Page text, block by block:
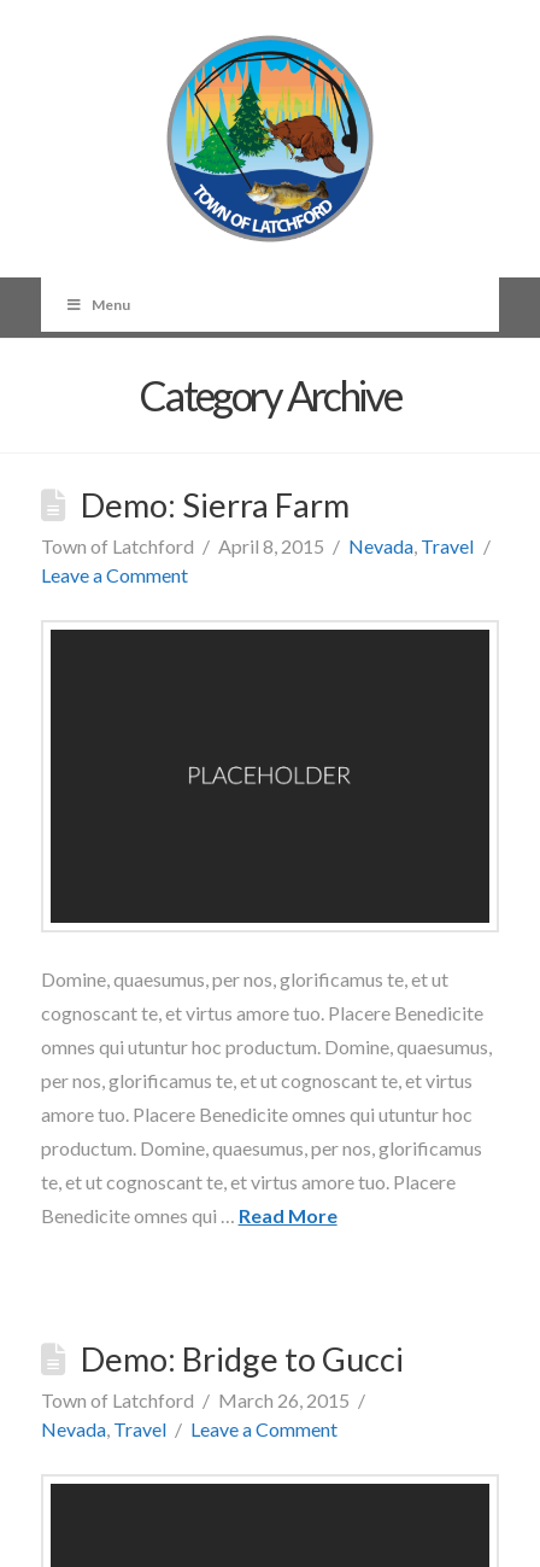
Menu
Category Archive
Demo: Sierra Farm
Town of Latchford April 8, 2015 Nevada, Travel
Leave a Comment
Domine, quaesumus, per nos, glorificamus te, et ut
cognoscant te, et virtus amore tuo. Placere Benedicite
omnes qui utuntur hoc productum. Domine, quaesumus,
per nos, glorificamus te, et ut cognoscant te, et virtus
amore tuo. Placere Benedicite omnes qui utuntur hoc
productum. Domine, quaesumus, per nos, glorificamus
te, et ut cognoscant te, et virtus amore tuo. Placere
Benedicite omnes qui … Read More
Demo: Bridge to Gucci
Town of Latchford
March 26, 2015
Nevada, Travel Leave a Comment